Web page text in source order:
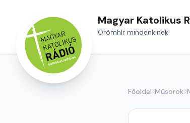
Magyar Katolikus
Örömhír mindenkinek!
Főoldal Műsorok